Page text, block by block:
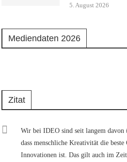
5. August 2026
Mediendaten 2026
Zitat
Wir bei IDEO sind seit langem davon
dass menschliche Kreativität die
Innovationen ist. Das gilt auch im